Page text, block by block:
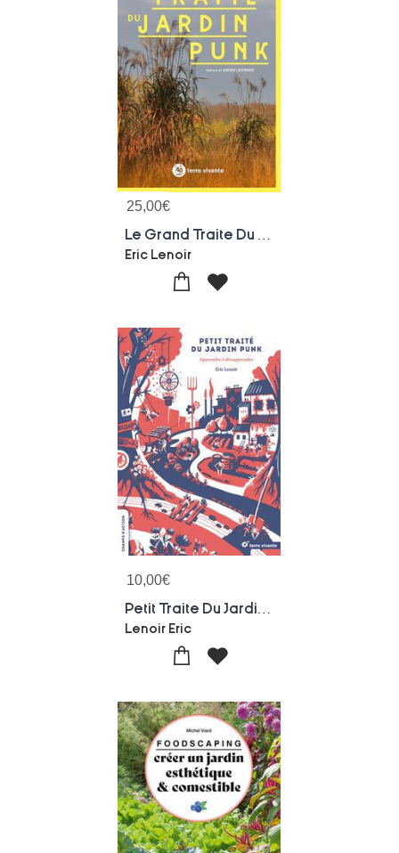
25,00€
Eric Lenoir
10,00€
Lenoir Eric